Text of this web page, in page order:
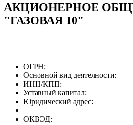
АКЦИОНЕРНОЕ
"ГАЗОВАЯ 10"
ОГРН:
Основной вид деятелности:
ИНН/КПП:
Уставный капитал:
Юридический адрес:
ОКВЭД: